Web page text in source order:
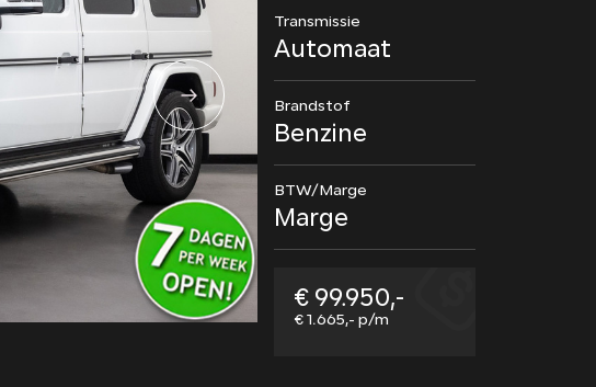
Transmissie
Automaat
Brandstof
Benzine
BTW/Marge
Marge
€ 99.950,-
€ 1.665,- p/m